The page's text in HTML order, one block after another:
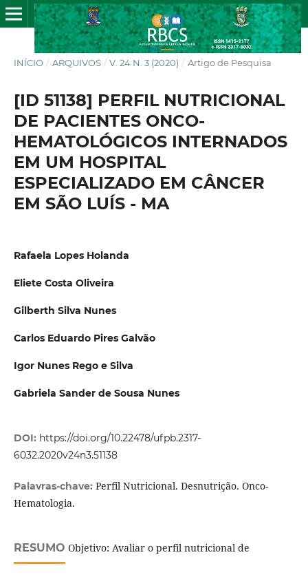
INÍCIO / ARQUIVOS / V. 24 N. 3 (2020) / Artigo de Pesquisa
[ID 51138] PERFIL NUTRICIONAL
DE PACIENTES ONCO-
HEMATOLÓGICOS INTERNADOS
EM UM HOSPITAL
ESPECIALIZADO EM CÂNCER
EM SÃO LUÍS - MA
Rafaela Lopes Holanda
Eliete Costa Oliveira
Gilberth Silva Nunes
Carlos Eduardo Pires Galvão
Igor Nunes Rego e Silva
Gabriela Sander de Sousa Nunes
DOI: https://doi.org/10.22478/ufpb.2317-
6032.2020v24n3.51138
Palavras-chave: Perfil Nutricional. Desnutrição. Onco-
Hematologia.
RESUMO Objetivo: Avaliar o perfil nutricional de